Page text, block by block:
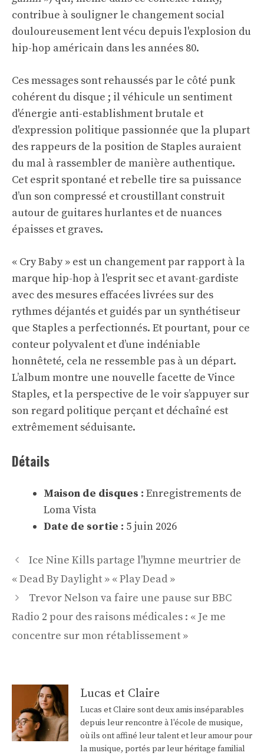
contribue à souligner le changement social
douloureusement lent vécu depuis l'explosion du
hip-hop américain dans les années 80.
Ces messages sont rehaussés par le côté punk
cohérent du disque ; il véhicule un sentiment
d'énergie anti-establishment brutale et
d'expression politique passionnée que la plupart
des rappeurs de la position de Staples auraient
du mal à rassembler de manière authentique.
Cet esprit spontané et rebelle tire sa puissance
d’un son compressé et croustillant construit
autour de guitares hurlantes et de nuances
épaisses et graves.
« Cry Baby » est un changement par rapport à la
marque hip-hop à l'esprit sec et avant-gardiste
avec des mesures effacées livrées sur des
rythmes déjantés et guidés par un synthétiseur
que Staples a perfectionnés. Et pourtant, pour ce
conteur polyvalent et d’une indéniable
honnêteté, cela ne ressemble pas à un départ.
L’album montre une nouvelle facette de Vince
Staples, et la perspective de le voir s’appuyer sur
son regard politique perçant et déchaîné est
extrêmement séduisante.
Détails
Maison de disques : Enregistrements de
Loma Vista
Date de sortie : 5 juin 2026
Navigation
des
Ice Nine Kills partage l'hymne meurtrier de
« Dead By Daylight » « Play Dead »
Trevor Nelson va faire une pause sur BBC
Radio 2 pour des raisons médicales : « Je me
concentre sur mon rétablissement »
Lucas et Claire
Lucas et Claire sont deux amis inséparables
depuis leur rencontre à l'école de musique,
où ils ont affiné leur talent et leur amour pour
la musique, portés par leur héritage familial